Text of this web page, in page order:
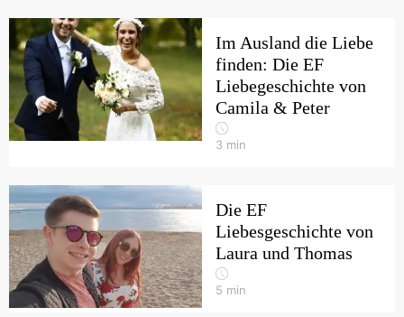
Im Ausland die Liebe
finden: Die EF
Liebegeschichte von
Camila & Peter
3 min
Die EF
Liebesgeschichte von
Laura und Thomas
5 min